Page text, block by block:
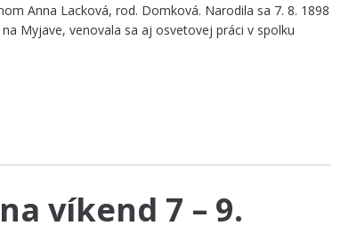
Anna Lacková, rod. Domková. Narodila sa 7. 8. 1898
Myjave, venovala sa aj osvetovej práci v spolku
víkend 7 – 9.